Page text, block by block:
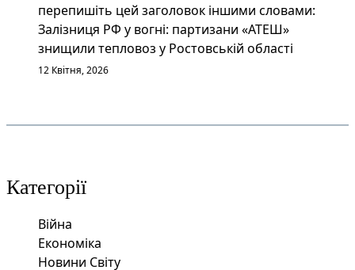
перепишіть цей заголовок іншими словами:
Залізниця РФ у вогні: партизани «АТЕШ»
знищили тепловоз у Ростовській області
12 Квітня, 2026
Категорії
Війна
Економіка
Новини Світу